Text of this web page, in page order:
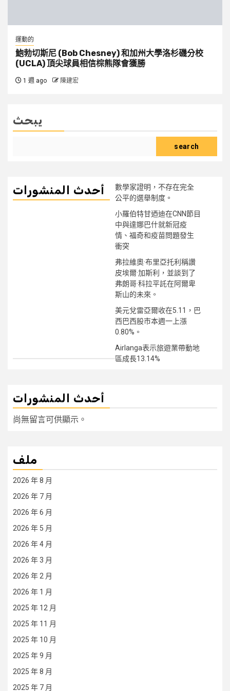
運動的
鮑勃切斯尼 (Bob Chesney) 和加州大學洛杉磯分校
(UCLA) 頂尖球員相信棕熊隊會獲勝
1 週 ago 陳建宏
يبحث
search
أحدث المنشورات
數學家證明，不存在完全
公平的選舉制度。
小羅伯特甘迺迪在CNN節目
中與達娜巴什就新冠疫
情、福奇和疫苗問題發生
衝突
弗拉維奧·布里亞托利稱讚
皮埃爾·加斯利，並談到了
弗朗哥·科拉平託在阿爾卑
斯山的未來。
美元兌雷亞爾收在5.11，巴
西巴西股市本週一上漲
0.80%。
Airlanga表示旅遊業帶動地
區成長13.14%
أحدث المنشورات
尚無留言可供顯示。
ملف
2026 年 8 月
2026 年 7 月
2026 年 6 月
2026 年 5 月
2026 年 4 月
2026 年 3 月
2026 年 2 月
2026 年 1 月
2025 年 12 月
2025 年 11 月
2025 年 10 月
2025 年 9 月
2025 年 8 月
2025 年 7 月